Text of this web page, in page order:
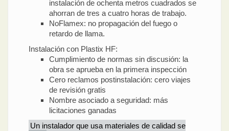
instalación de ochenta metros cuadrados se
ahorran de tres a cuatro horas de trabajo.
NoFlamex: no propagación del fuego o
retardo de llama.
Instalación con Plastix HF:
Cumplimiento de normas sin discusión: la
obra se aprueba en la primera inspección
Cero reclamos postinstalación: cero viajes
de revisión gratis
Nombre asociado a seguridad: más
licitaciones ganadas
Un instalador que usa materiales de calidad se